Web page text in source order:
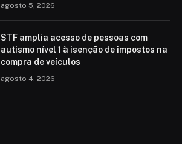
agosto 5, 2026
STF amplia acesso de pessoas com
autismo nível 1 à isenção de impostos na
compra de veículos
agosto 4, 2026